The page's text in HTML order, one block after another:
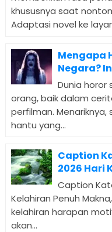
khususnya saat
Adaptasi novel ke
Mengapa
Negara?
Dunia horor
orang, baik dalam
perfilman.
hantu yang...
Caption
2026 Hari
Caption
Kelahiran Penuh
kelahiran harapan
akan...